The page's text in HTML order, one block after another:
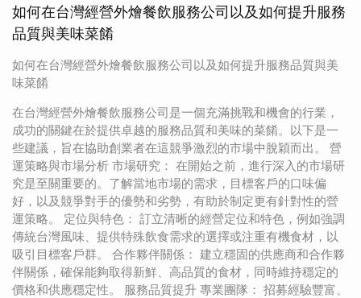
如何在台灣經營外燴餐飲服務公司以及如何提升服務
品質與美味菜餚
如何在台灣經營外燴餐飲服務公司以及如何提升服務品質與美
味菜餚
在台灣經營外燴餐飲服務公司是一個充滿挑戰和機會的行業，
成功的關鍵在於提供卓越的服務品質和美味的菜餚。以下是一
些建議，旨在協助創業者在這競爭激烈的市場中脫穎而出。 營
運策略與市場分析 市場研究： 在開始之前，進行深入的市場研
究是至關重要的。了解當地市場的需求，目標客戶的口味偏
好，以及競爭對手的優勢和劣勢，有助於制定更有針對性的營
運策略。 定位與特色： 訂立清晰的經營定位和特色，例如強調
傳統台灣風味、提供特殊飲食需求的選擇或注重有機食材，以
吸引目標客戶群。 合作夥伴關係： 建立穩固的供應商和合作夥
伴關係，確保能夠取得新鮮、高品質的食材，同時維持穩定的
價格和供應穩定性。 服務品質提升 專業團隊： 招募經驗豐富、